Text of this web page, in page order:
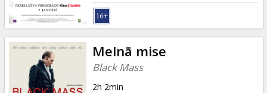
Melnā mise
Black Mass
2h 2min